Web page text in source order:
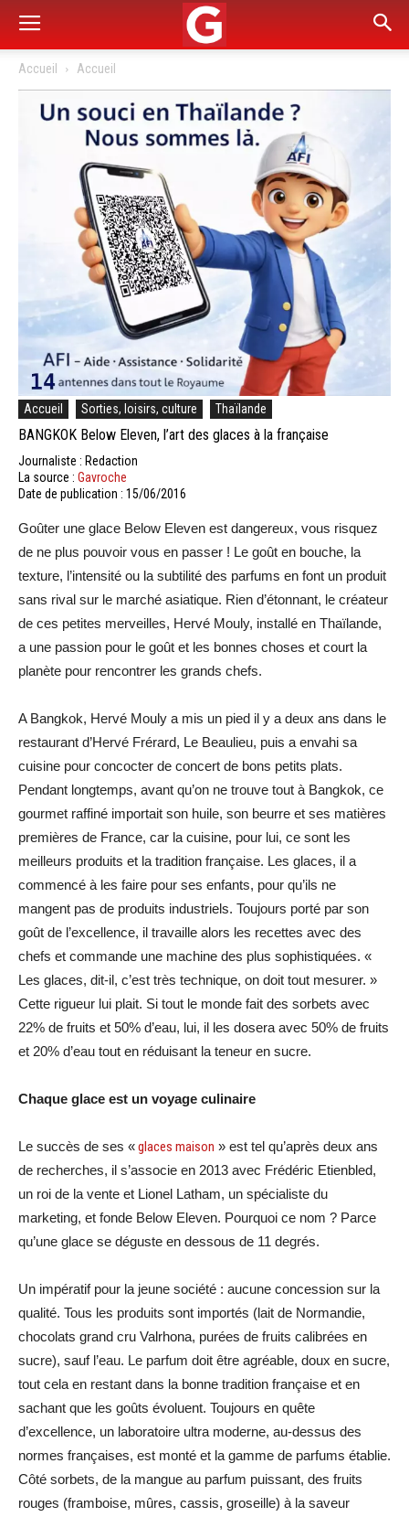
Accueil Accueil
Accueil Sorties, loisirs, culture Thaïlande
BANGKOK Below Eleven, l’art des glaces à la française
Journaliste : Redaction
La source : Gavroche
Date de publication : 15/06/2016
Goûter une glace Below Eleven est dangereux, vous risquez
de ne plus pouvoir vous en passer ! Le goût en bouche, la
texture, l’intensité ou la subtilité des parfums en font un produit
sans rival sur le marché asiatique. Rien d’étonnant, le créateur
de ces petites merveilles, Hervé Mouly, installé en Thaïlande,
a une passion pour le goût et les bonnes choses et court la
planète pour rencontrer les grands chefs.
A Bangkok, Hervé Mouly a mis un pied il y a deux ans dans le
restaurant d’Hervé Frérard, Le Beaulieu, puis a envahi sa
cuisine pour concocter de concert de bons petits plats.
Pendant longtemps, avant qu’on ne trouve tout à Bangkok, ce
gourmet raffiné importait son huile, son beurre et ses matières
premières de France, car la cuisine, pour lui, ce sont les
meilleurs produits et la tradition française. Les glaces, il a
commencé à les faire pour ses enfants, pour qu’ils ne
mangent pas de produits industriels. Toujours porté par son
goût de l’excellence, il travaille alors les recettes avec des
chefs et commande une machine des plus sophistiquées. «
Les glaces, dit-il, c’est très technique, on doit tout mesurer. »
Cette rigueur lui plait. Si tout le monde fait des sorbets avec
22% de fruits et 50% d’eau, lui, il les dosera avec 50% de fruits
et 20% d’eau tout en réduisant la teneur en sucre.
Chaque glace est un voyage culinaire
Le succès de ses «glaces maison » est tel qu’après deux ans
de recherches, il s’associe en 2013 avec Frédéric Etienbled,
un roi de la vente et Lionel Latham, un spécialiste du
marketing, et fonde Below Eleven. Pourquoi ce nom ? Parce
qu’une glace se déguste en dessous de 11 degrés.
Un impératif pour la jeune société : aucune concession sur la
qualité. Tous les produits sont importés (lait de Normandie,
chocolats grand cru Valrhona, purées de fruits calibrées en
sucre), sauf l’eau. Le parfum doit être agréable, doux en sucre,
tout cela en restant dans la bonne tradition française et en
sachant que les goûts évoluent. Toujours en quête
d’excellence, un laboratoire ultra moderne, au-dessus des
normes françaises, est monté et la gamme de parfums établie.
Côté sorbets, de la mangue au parfum puissant, des fruits
rouges (framboise, mûres, cassis, groseille) à la saveur